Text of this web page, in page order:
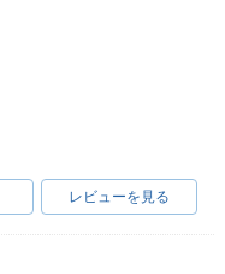
レビューを見る